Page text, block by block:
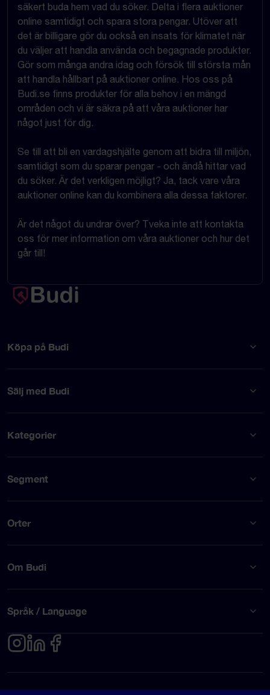
säkert buda hem vad du söker. Delta i flera auktioner
online samtidigt och spara stora pengar. Utöver att
det är billigare gör du också en insats för klimatet när
du väljer att handla använda och begagnade produkter.
Gör som många andra idag och försök till största mån
att handla hållbart på auktioner online. Hos oss på
Budi.se finns produkter för alla behov i en mängd
områden och vi är säkra på att våra auktioner har
något just för dig.
Se till att bli en vardagshjälte genom att bidra till miljön,
samtidigt som du sparar pengar - och ändå hittar vad
du söker. Är det verkligen möjligt? Ja, tack vare våra
auktioner online kan du kombinera alla dessa faktorer.
Är det något du undrar över? Tveka inte att kontakta
oss för mer information om våra auktioner och hur det
går till!
Köpa på Budi
Sälj med Budi
Kategorier
Segment
Orter
Om Budi
Språk / Language